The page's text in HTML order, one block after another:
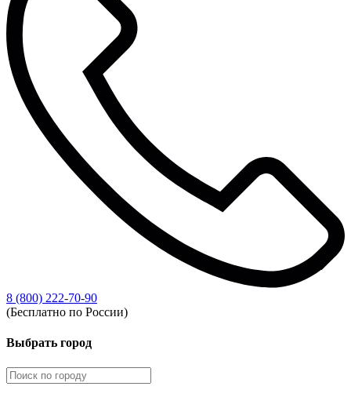
8 (800) 222-70-90
(Бесплатно по России)
Выбрать город